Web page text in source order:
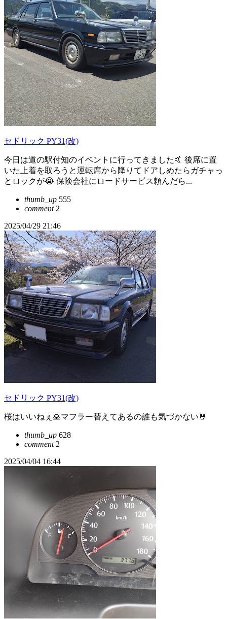
セドリック PY31(改)
今日は道の駅付知のイベントに行ってきました🤙 後席に置
いた上着を取ろうと運転席から降りてドアしめたらガチャっ
とロックが😭 保険会社にロードサービス頼んだら...
thumb_up 555
comment2
2025/04/29 21:46
セドリック PY31(改)
桜はいいねぇ🙏マフラー替えてあるの誰も気づかない🤘
thumb_up 628
comment2
2025/04/04 16:44